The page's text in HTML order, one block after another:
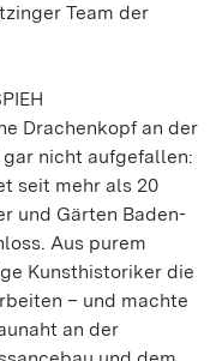
Team der
Drachenkopf an der
nicht aufgefallen:
seit mehr als 20
und Gärten Baden-
Aus purem
Kunsthistoriker die
– und machte
an der